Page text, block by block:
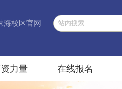
海校区官网
力量 在线报名